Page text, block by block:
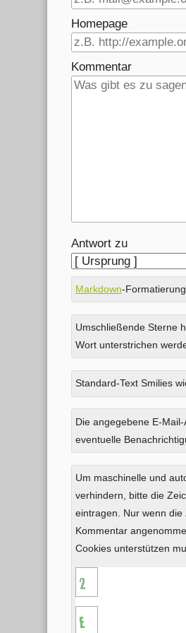
Homepage
Kommentar
Antwort zu
Markdown-
Umschließende Sterne
Wort unterstrichen
Standard-Text Smilies
Was
Null
plus
Die angegebene E-
eventuelle
Um maschinelle und
verhindern, bitte die
eintragen. Nur wenn
Kommentar
Cookies unterstützen